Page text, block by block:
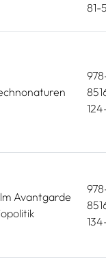
81-
Avantgarde